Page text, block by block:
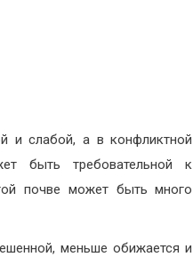
и слабой, а в конфликтной
быть требовательной к
почве может быть много
меньше обижается и